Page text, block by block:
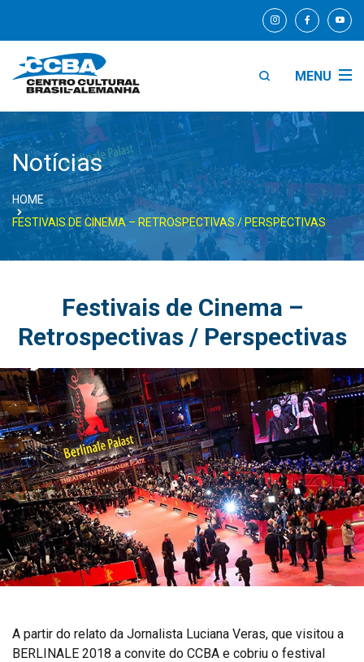
MENU
Notícias
HOME
FESTIVAIS DE CINEMA – RETROSPECTIVAS / PERSPECTIVAS
Festivais de Cinema –
Retrospectivas / Perspectivas
A partir do relato da Jornalista Luciana Veras, que visitou a
BERLINALE 2018 a convite do CCBA e cobriu o festival